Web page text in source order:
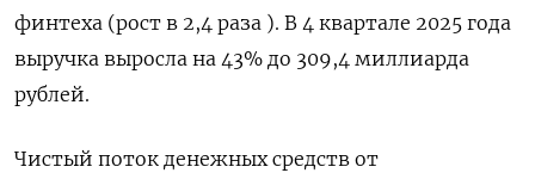
финтеха (рост в 2,4 раза ). В 4 квартале 2025 года
выручка выросла на ​43% до 309,4 миллиарда
рублей.
Чистый ⁠поток денежных средств от